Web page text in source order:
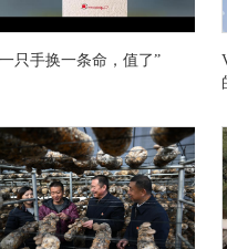
只手换一条命，值了”